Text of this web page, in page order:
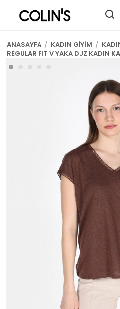
ANASAYFA / KADIN GİYİM /
REGULAR FİT V YAKA DÜZ KADIN